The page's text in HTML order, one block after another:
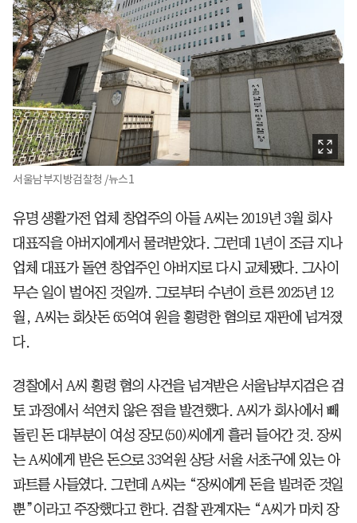
서울남부지방검찰청 /뉴스1
유명 생활가전 업체 창업주의 아들 A씨는 2019년 3월 회사
대표직을 아버지에게서 물려받았다. 그런데 1년이 조금 지나
업체 대표가 돌연 창업주인 아버지로 다시 교체됐다. 그사이
무슨 일이 벌어진 것일까. 그로부터 수년이 흐른 2025년 12
월, A씨는 회삿돈 65억여 원을 횡령한 혐의로 재판에 넘겨졌
다.
경찰에서 A씨 횡령 혐의 사건을 넘겨받은 서울남부지검은 검
토 과정에서 석연치 않은 점을 발견했다. A씨가 회사에서 빼
돌린 돈 대부분이 여성 장모(50)씨에게 흘러 들어간 것. 장씨
는 A씨에게 받은 돈으로 33억원 상당 서울 서초구에 있는 아
파트를 사들였다. 그런데 A씨는 “장씨에게 돈을 빌려준 것일
뿐”이라고 주장했다고 한다. 검찰 관계자는 “A씨가 마치 장